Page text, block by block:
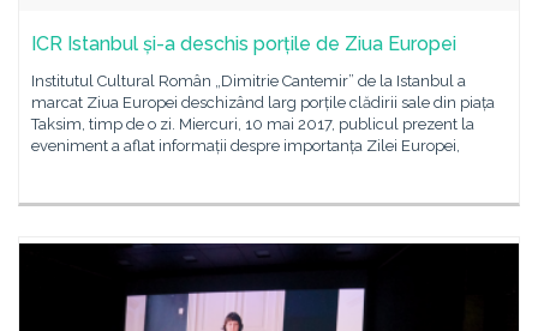
ICR Istanbul și-a deschis porțile de Ziua Europei
Institutul Cultural Român „Dimitrie Cantemir” de la Istanbul a
marcat Ziua Europei deschizând larg porțile clădirii sale din piața
Taksim, timp de o zi. Miercuri, 10 mai 2017, publicul prezent la
eveniment a aflat informații despre importanța Zilei Europei,